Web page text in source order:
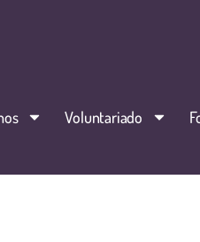
Voluntariado